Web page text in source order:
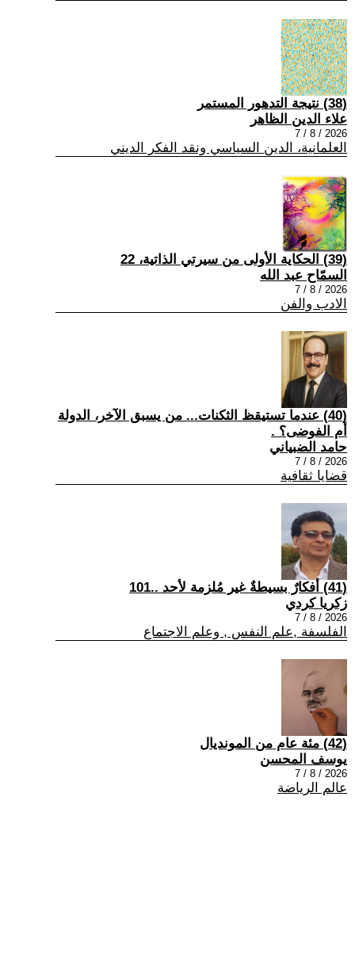
(38) نتيجة التدهور المستمر
علاء الدين الظاهر
2026 / 8 / 7
العلمانية، الدين السياسي ونقد الفكر الديني
(39) الحكاية الأولى من سيرتي الذاتية، 22
السمّاح عبد الله
2026 / 8 / 7
الادب والفن
(40) عندما تستيقظ الثكنات... من يسبق الآخر، الدولة
أم الفوضى؟ .
حامد الضبياني
2026 / 8 / 7
قضايا ثقافية
(41) أفكارٌ بسيطةٌ غير مُلزمة لأحد ..101
زكريا كردي
2026 / 8 / 7
الفلسفة ,علم النفس , وعلم الاجتماع
(42) مئة عام من المونديال
يوسف المحسن
2026 / 8 / 7
عالم الرياضة